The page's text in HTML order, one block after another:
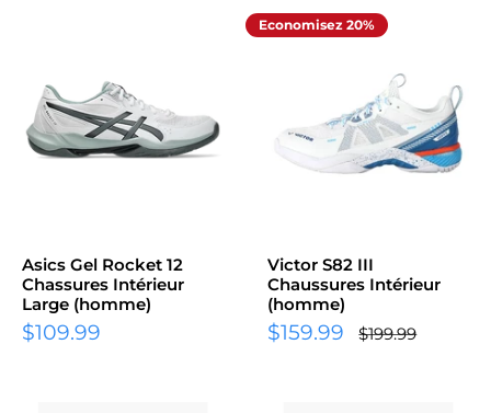
Asics Gel Rocket 12
Chassures Intérieur
Large (homme)
Prix
$109.99
Economisez 20%
Victor S82 III
Chaussures Intérieur
(homme)
Prix
$159.99 Prix
normal
$199.99